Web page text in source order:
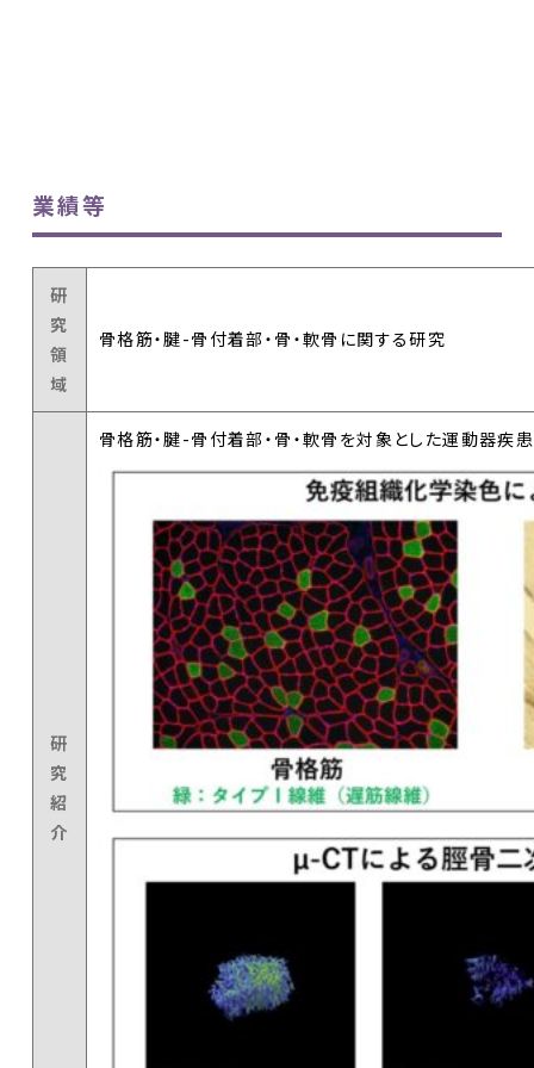
業績等
研
究
領
域
骨格筋・腱-骨付着部・骨・軟骨に関する研究
研
究
紹
介
骨格筋・腱-骨付着部・骨・軟骨を対象とした運動器疾